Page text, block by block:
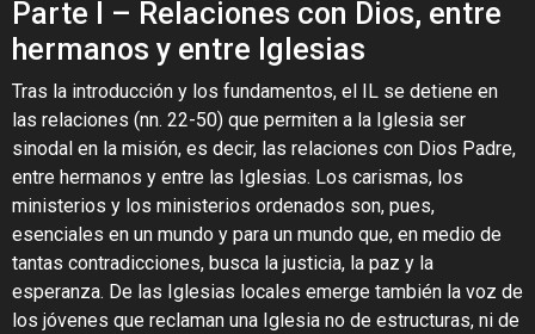
Parte I – Relaciones con Dios, entre
hermanos y entre Iglesias
Tras la introducción y los fundamentos, el IL se detiene en
las relaciones (nn. 22-50) que permiten a la Iglesia ser
sinodal en la misión, es decir, las relaciones con Dios Padre,
entre hermanos y entre las Iglesias. Los carismas, los
ministerios y los ministerios ordenados son, pues,
esenciales en un mundo y para un mundo que, en medio de
tantas contradicciones, busca la justicia, la paz y la
esperanza. De las Iglesias locales emerge también la voz de
los jóvenes que reclaman una Iglesia no de estructuras, ni de